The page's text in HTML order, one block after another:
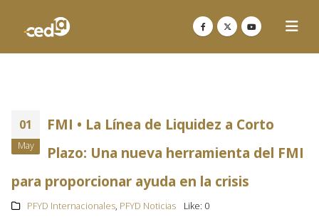
01
May
FMI • La Línea de Liquidez a Corto
Plazo: Una nueva herramienta del FMI
para proporcionar ayuda en la crisis
PFYD Internacionales, PFYD Noticias Like: 0